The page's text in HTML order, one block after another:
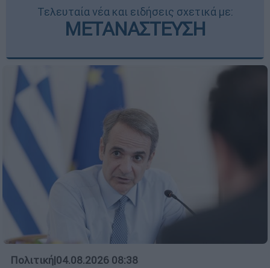
Τελευταία νέα και ειδήσεις σχετικά με:
ΜΕΤΑΝΑΣΤΕΥΣΗ
Πολιτική|04.08.2026 08:38